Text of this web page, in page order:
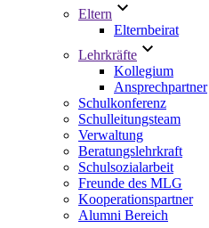
Eltern
Elternbeirat
Lehrkräfte
Kollegium
Ansprechpartner
Schulkonferenz
Schulleitungsteam
Verwaltung
Beratungslehrkraft
Schulsozialarbeit
Freunde des MLG
Kooperationspartner
Alumni Bereich